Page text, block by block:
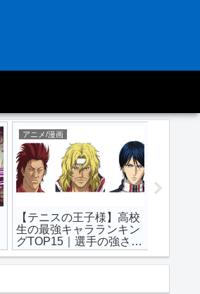
アニメ/漫画
【テニスの王子様】高校
生の最強キャラランキン
グTOP15｜選手の強さ
【テニプリ】